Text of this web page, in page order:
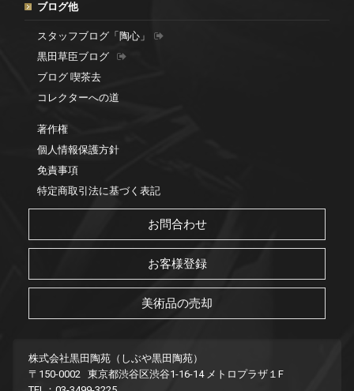
ブログ他
スタッフブログ「陶心」
黒田草臣ブログ
ブログ 喫茶去
コレクターへの道
著作権
個人情報保護方針
免責事項
特定商取引法に基づく表記
お問合わせ
お客様登録
美術品の売却
株式会社黒田陶苑（しぶや黒田陶苑）
〒150-0002 東京都渋谷区渋谷1-16-14 メトロプラザ１F